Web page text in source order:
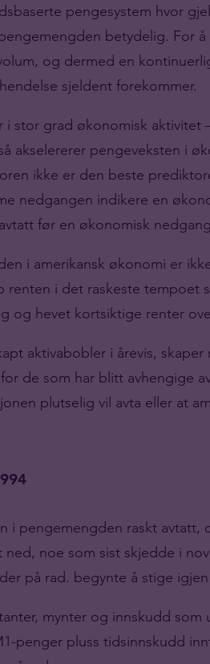
pengesystem hvor
betydelig. For
og dermed en
sjeldent forekommer.
i stor grad økonomisk aktivitet
akselererer pengeveksten i
ikke er den beste
nedgangen indikere en
før en økonomisk
i amerikansk økonomi er
renten i det raskeste tempoet
og hevet kortsiktige renter
aktivabobler i årevis,
de som har blitt avhengige
plutselig vil avta eller at
i pengemengden raskt avtatt,
noe som sist skjedde i
på rad. begynte å stige igjen
mynter og innskudd som
penger pluss tidsinnskudd